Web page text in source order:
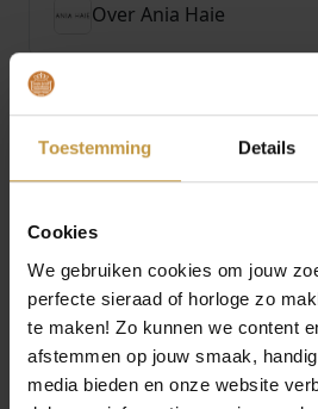
Toestemming Details
Cookies
We gebruiken cookies om jouw
perfecte sieraad of horloge zo
te maken! Zo kunnen we content
afstemmen op jouw smaak,
media bieden en onze website
Over Ania Haie
MEER VAN